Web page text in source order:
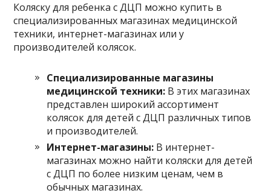
Коляску для ребенка с ДЦП можно купить в
специализированных магазинах медицинской
техники, интернет-магазинах или у
производителей колясок.
Специализированные магазины
медицинской техники: В этих магазинах
представлен широкий ассортимент
колясок для детей с ДЦП различных типов
и производителей.
Интернет-магазины: В интернет-
магазинах можно найти коляски для детей
с ДЦП по более низким ценам, чем в
обычных магазинах.